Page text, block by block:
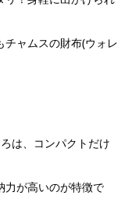
ャムスの財布(ウォレ
は、コンパクトだけ
力が高いのが特徴で